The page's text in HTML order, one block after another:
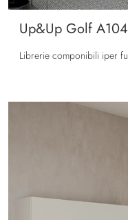
Up&Up Golf A104